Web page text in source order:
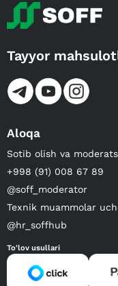
Tayyor
Aloqa
Sotib olish va
+998 (91) 008 67 89
@soff_moderator
Texnik muammolar
@hr_soffhub
To'lov usullari